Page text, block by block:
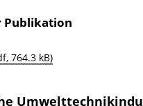
Publikation
764.3 kB)